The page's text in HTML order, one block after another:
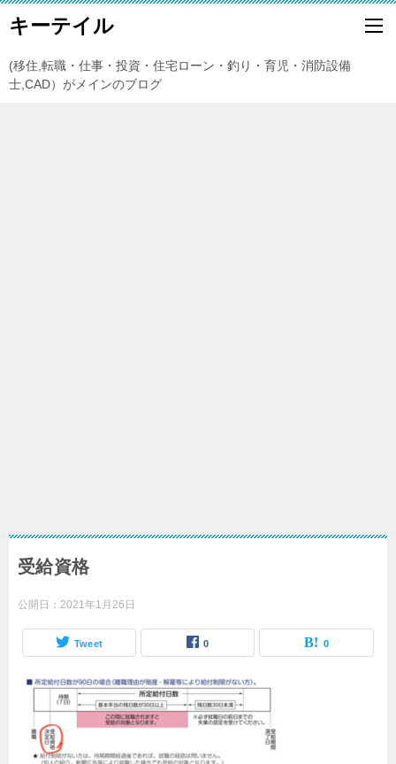
キーテイル
(移住,転職・仕事・投資・住宅ローン・釣り・育児・消防設備
士,CAD）がメインのブログ
受給資格
公開日： 2021年1月26日
Tweet 0 0